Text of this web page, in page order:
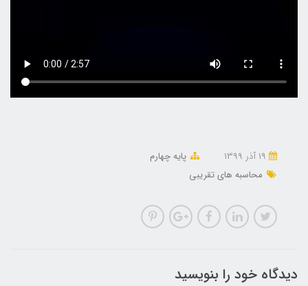
پایه چهارم
محاسبه های تقریبی
دیدگاه خود را بنویسید